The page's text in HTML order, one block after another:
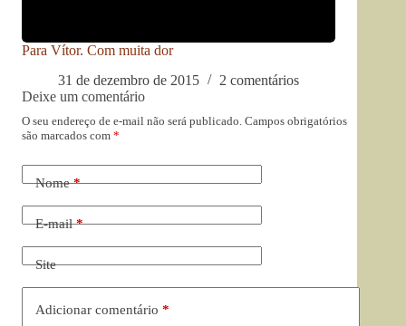
Para Vítor. Com muita dor
31 de dezembro de 2015
2 comentários
Deixe um comentário
O seu endereço de e-mail não será publicado. Campos obrigatórios
são marcados com *
Nome*
E-mail*
Site
Adicionar comentário *